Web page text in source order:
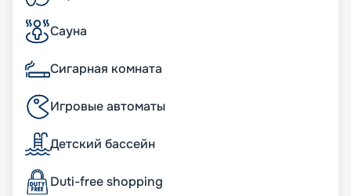
Сауна
Сигарная комната
Игровые автоматы
Детский бассейн
Duti-free shopping